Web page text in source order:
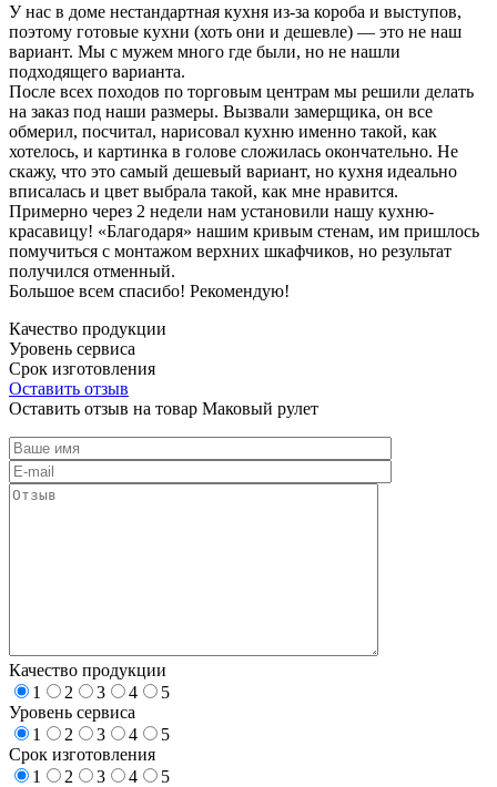
У нас в доме нестандартная кухня из-за короба и выступов,
поэтому готовые кухни (хоть они и дешевле) — это не наш
вариант. Мы с мужем много где были, но не нашли
подходящего варианта.
После всех походов по торговым центрам мы решили делать
на заказ под наши размеры. Вызвали замерщика, он все
обмерил, посчитал, нарисовал кухню именно такой, как
хотелось, и картинка в голове сложилась окончательно. Не
скажу, что это самый дешевый вариант, но кухня идеально
вписалась и цвет выбрала такой, как мне нравится.
Примерно через 2 недели нам установили нашу кухню-
красавицу! «Благодаря» нашим кривым стенам, им пришлось
помучиться с монтажом верхних шкафчиков, но результат
получился отменный.
Большое всем спасибо! Рекомендую!
Качество продукции
Уровень сервиса
Срок изготовления
Оставить отзыв
Оставить отзыв на товар Маковый рулет
Качество продукции
1
2 3 4
5
Уровень сервиса
1
2 3 4
5
Срок изготовления
1
2 3 4
5